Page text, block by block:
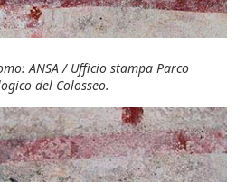
ANSA / Ufficio stampa Parco
del Colosseo.